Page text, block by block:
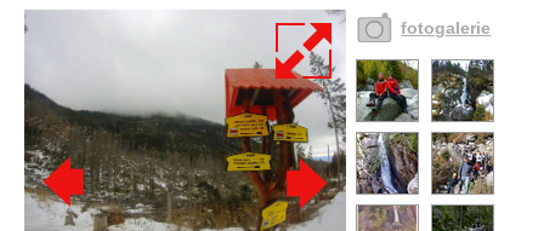
fotogalerie